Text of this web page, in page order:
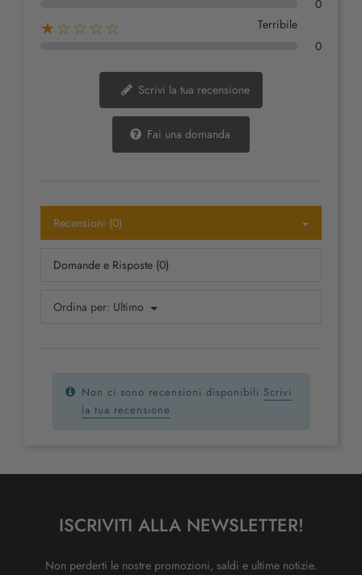
0
★☆☆☆☆
Terribile
0
Scrivi la tua recensione
Fai una domanda
Recensioni (0)
Domande e Risposte (0)
Ordina per: Ultimo
Non ci sono recensioni disponibili Scrivi
la tua recensione
ISCRIVITI ALLA NEWSLETTER!
Non perderti le nostre promozioni, saldi e ultime notizie.